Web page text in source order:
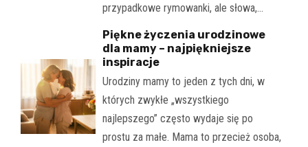
przypadkowe rymowanki, ale słowa,…
Piękne życzenia urodzinowe
dla mamy – najpiękniejsze
inspiracje
Urodziny mamy to jeden z tych dni, w
których zwykłe „wszystkiego
najlepszego” często wydaje się po
prostu za małe. Mama to przecież osoba,